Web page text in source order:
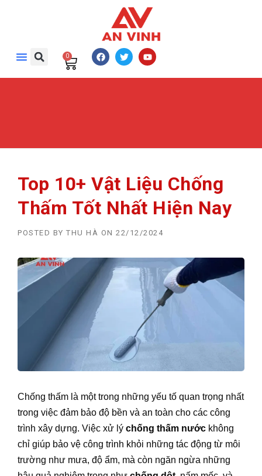
0
Top 10+ Vật Liệu Chống
Thấm Tốt Nhất Hiện Nay
POSTED BY THU HÀ ON 22/12/2024
Chống thấm là một trong những yếu tố quan trọng nhất
trong việc đảm bảo độ bền và an toàn cho các công
trình xây dựng. Việc xử lý chống thấm nước không
chỉ giúp bảo vệ công trình khỏi những tác động từ môi
trường như mưa, độ ẩm, mà còn ngăn ngừa những